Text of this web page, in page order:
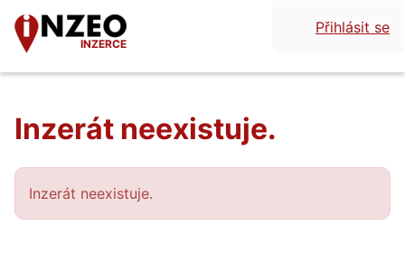
INZERCE
Přihlásit se
Inzerát neexistuje.
Inzerát neexistuje.